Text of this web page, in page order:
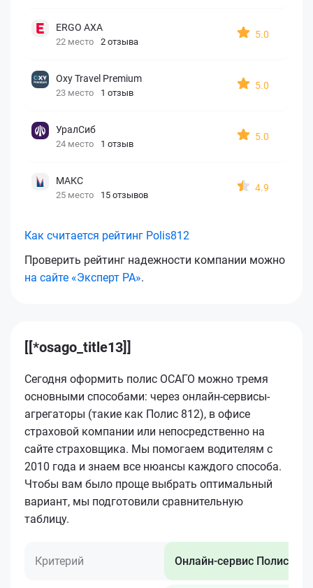
ERGO AXA
22 место 2 отзыва
5.0
Oxy Travel Premium
23 место 1 отзыв
5.0
УралСиб
24 место 1 отзыв
5.0
МАКС
25 место 15 отзывов
4.9
Как считается рейтинг Polis812
Проверить рейтинг надежности компании можно
на сайте «Эксперт РА».
[[*osago_title13]]
Сегодня оформить полис ОСАГО можно тремя
основными способами: через онлайн-сервисы-
агрегаторы (такие как Полис 812), в офисе
страховой компании или непосредственно на
сайте страховщика. Мы помогаем водителям с
2010 года и знаем все нюансы каждого способа.
Чтобы вам было проще выбрать оптимальный
вариант, мы подготовили сравнительную
таблицу.
Критерий Онлайн-сервис Полис 812